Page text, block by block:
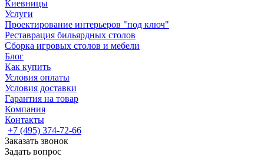
Киевницы
Услуги
Проектирование интерьеров "под ключ"
Реставрация бильярдных столов
Сборка игровых столов и мебели
Блог
Как купить
Условия оплаты
Условия доставки
Гарантия на товар
Компания
Контакты
+7 (495) 374-72-66
Заказать звонок
Задать вопрос